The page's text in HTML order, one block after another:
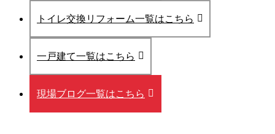
トイレ交換リフォーム一覧はこちら
一戸建て一覧はこちら
現場ブログ一覧はこちら